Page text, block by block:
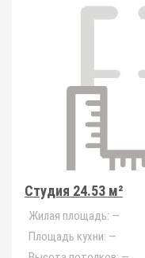
Студия 24.53 м²
Жилая площадь: —
Площадь кухни: —